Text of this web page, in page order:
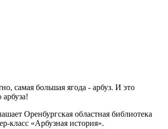
самая большая ягода - арбуз. И это
Оренбургская областная библиотека
класс «Арбузная история».